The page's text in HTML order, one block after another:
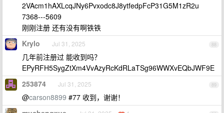
2VAcm1hAXLcqJNy6Pvxodc8J8ytfedpFcP31G5M1zR2u
7368---5609
刚刚注册 还有没有啊铁铁
88
Krylo Jul 31, 2025
几年前注册过 能收到吗？
EPyRFH5SygZtXm4VvAzyRcKdRLaTSg96WWXvEQbJWF9E
89
253874 Jul 31, 2025
@carson8899 #77 收到，谢谢！